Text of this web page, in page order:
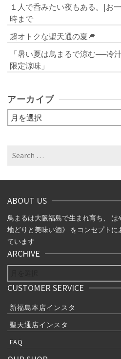
１人で呑みたい夜もある。|お
時まで
超オトクな聖天通の夏🎆
「暑い夏は鳥まるで涼む──冷
限定涼味」
アーカイブ
ア
ー
Search
ABOUT US
鳥まるは大阪福島で生まれ育ち、
地どりと美味い酒》 をコンセプト
ています
ARCHIVE
CUSTOMER SERVICE
新福島本店インスタ
聖天通店インスタ
FAQ